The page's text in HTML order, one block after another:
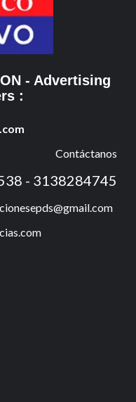
- Advertising
:
Contáctanos
- 3138284745